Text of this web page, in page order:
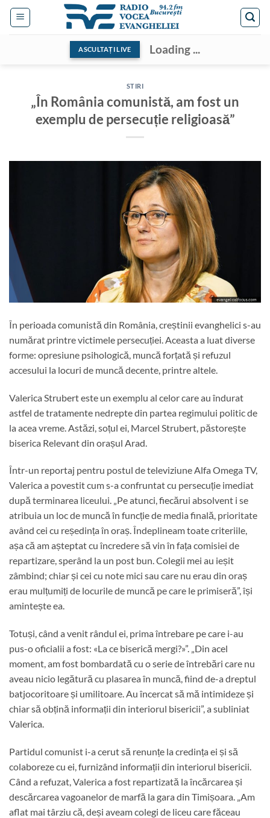
Skip
ASCULTAȚI LIVE Loading ...
STIRI
„În România comunistă, am fost un
exemplu de persecuție religioasă”
În perioada comunistă din România, creștinii evanghelici s-au
numărat printre victimele persecuției. Aceasta a luat diverse
forme: opresiune psihologică, muncă forțată și refuzul
accesului la locuri de muncă decente, printre altele.
Valerica Strubert este un exemplu al celor care au îndurat
astfel de tratamente nedrepte din partea regimului politic de
la acea vreme. Astăzi, soțul ei, Marcel Strubert, păstorește
biserica Relevant din orașul Arad.
Într-un reportaj pentru postul de televiziune Alfa Omega TV,
Valerica a povestit cum s-a confruntat cu persecuție imediat
după terminarea liceului. „Pe atunci, fiecărui absolvent i se
atribuia un loc de muncă în funcție de media finală, prioritate
având cei cu reședința în oraș. Îndeplineam toate criteriile,
așa că am așteptat cu încredere să vin în fața comisiei de
repartizare, sperând la un post bun. Colegii mei au ieșit
zâmbind; chiar și cei cu note mici sau care nu erau din oraș
erau mulțumiți de locurile de muncă pe care le primiseră”, își
amintește ea.
Totuși, când a venit rândul ei, prima întrebare pe care i-au
pus-o oficialii a fost: «La ce biserică mergi?»”. „Din acel
moment, am fost bombardată cu o serie de întrebări care nu
aveau nicio legătură cu plasarea în muncă, fiind de-a dreptul
batjocoritoare și umilitoare. Au încercat să mă intimideze și
chiar să obțină informații din interiorul bisericii”, a subliniat
Valerica.
Partidul comunist i-a cerut să renunțe la credința ei și să
colaboreze cu ei, furnizând informații din interiorul bisericii.
Când a refuzat, Valerica a fost repartizată la încărcarea și
descărcarea vagoanelor de marfă la gara din Timișoara. „Am
aflat mai târziu că, deși aveam colegi de liceu care făceau